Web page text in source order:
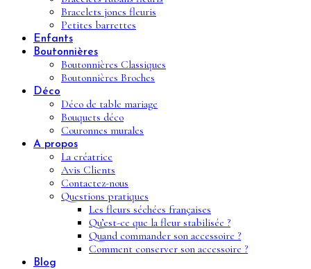
Bracelets joncs fleuris
Petites barrettes
Enfants
Boutonnières
Boutonnières Classiques
Boutonnières Broches
Déco
Déco de table mariage
Bouquets déco
Couronnes murales
A propos
La créatrice
Avis Clients
Contactez-nous
Questions pratiques
Les fleurs séchées françaises
Qu’est-ce que la fleur stabilisée ?
Quand commander son accessoire ?
Comment conserver son accessoire ?
Blog